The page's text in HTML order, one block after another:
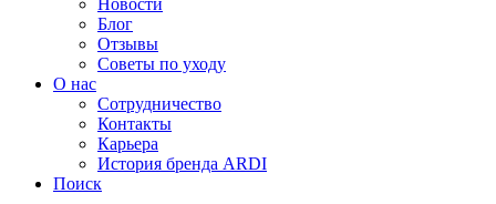
Новости
Блог
Отзывы
Советы по уходу
О нас
Сотрудничество
Контакты
Карьера
История бренда ARDI
Поиск